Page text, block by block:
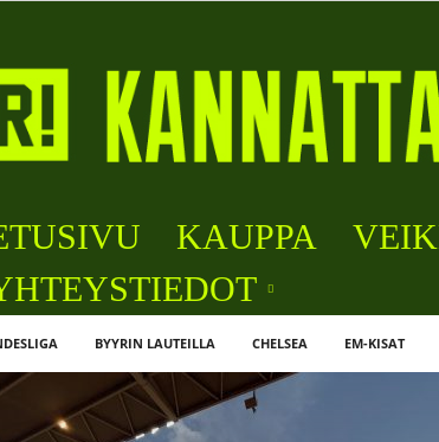
KAUPPA
BYYRIN LAUTEILLA CHELSEA EM-KISAT